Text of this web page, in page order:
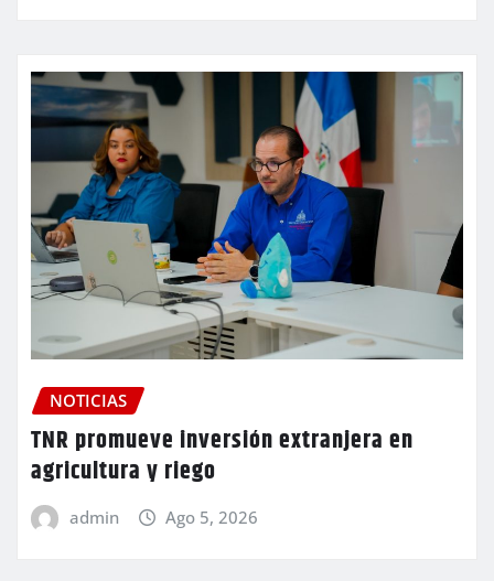
NOTICIAS
TNR promueve inversión extranjera en
agricultura y riego
admin Ago 5, 2026